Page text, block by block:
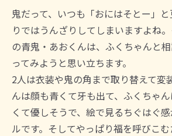
鬼だって、いつも「おにはそとー」
りではうんざりしてしまいますよね
の青鬼・あおくんは、ふくちゃんと
ってみようと思い立ちます。
2人は衣装や鬼の角まで取り替えて変
んは顔も青くて牙も出て、ふくちゃ
くて優しそうで、絵で見るちぐはぐ
ルです。そしてやっぱり福を呼びこ